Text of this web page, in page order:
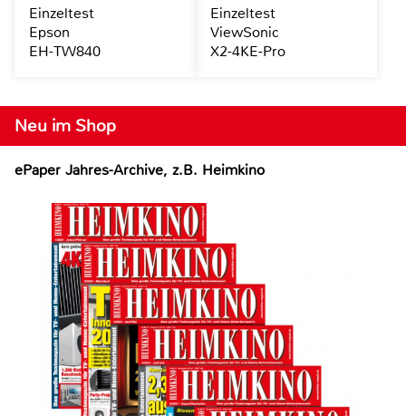
Neu im Shop
ePaper Jahres-Archive, z.B. Heimkino
Einzeltest
Epson
EH-TW840
Einzeltest
ViewSonic
X2-4KE-Pro